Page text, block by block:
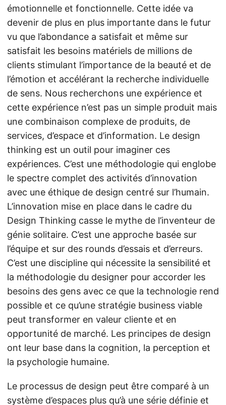
émotionnelle et fonctionnelle. Cette idée va
devenir de plus en plus importante dans le futur
vu que l’abondance a satisfait et même sur
satisfait les besoins matériels de millions de
clients stimulant l’importance de la beauté et de
l’émotion et accélérant la recherche individuelle
de sens. Nous recherchons une expérience et
cette expérience n’est pas un simple produit mais
une combinaison complexe de produits, de
services, d’espace et d’information. Le design
thinking est un outil pour imaginer ces
expériences. C’est une méthodologie qui englobe
le spectre complet des activités d’innovation
avec une éthique de design centré sur l’humain.
L’innovation mise en place dans le cadre du
Design Thinking casse le mythe de l’inventeur de
génie solitaire. C’est une approche basée sur
l’équipe et sur des rounds d’essais et d’erreurs.
C’est une discipline qui nécessite la sensibilité et
la méthodologie du designer pour accorder les
besoins des gens avec ce que la technologie rend
possible et ce qu’une stratégie business viable
peut transformer en valeur cliente et en
opportunité de marché. Les principes de design
ont leur base dans la cognition, la perception et
la psychologie humaine.
Le processus de design peut être comparé à un
système d’espaces plus qu’à une série définie et